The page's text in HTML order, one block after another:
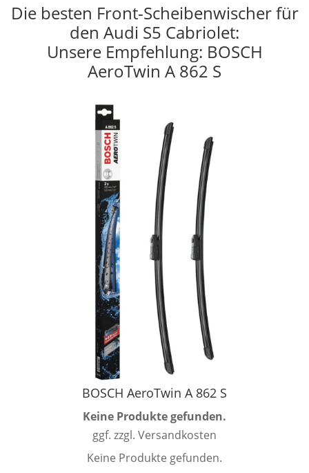
Die besten Front-Scheibenwischer für
den Audi S5 Cabriolet:
Unsere Empfehlung: BOSCH
AeroTwin A 862 S
BOSCH AeroTwin A 862 S
Keine Produkte gefunden.
ggf. zzgl. Versandkosten
Keine Produkte gefunden.